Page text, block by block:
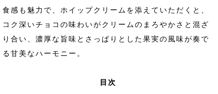
食感も魅力で、ホイップクリームを添えていただくと、
コク深いチョコの味わいがクリームのまろやかさと混ざ
り合い、濃厚な旨味とさっぱりとした果実の風味が奏で
る甘美なハーモニー。
目次